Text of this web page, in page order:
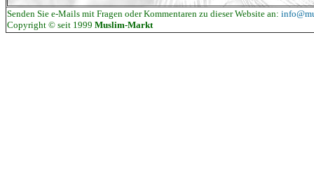
Senden Sie e-Mails mit Fragen oder Kommentaren zu dieser Website an:
Copyright © seit 1999 Muslim-Markt